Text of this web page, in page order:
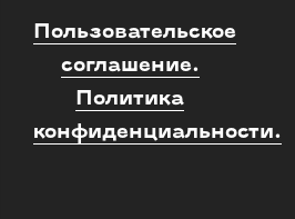
Пользовательское
соглашение.
Политика
конфиденциальности.